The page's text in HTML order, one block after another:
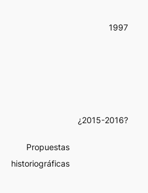
1997
¿2015-2016?
Propuestas
historiográficas